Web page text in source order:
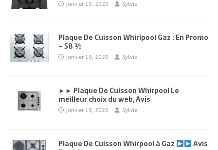
janvier 19, 2020 Sylvie
Plaque De Cuisson Whirlpool Gaz : En Promo
– 58 %
janvier 19, 2020 Sylvie
►► Plaque De Cuisson Whirpool Le
meilleur choix du web, Avis
janvier 19, 2020 Sylvie
Plaque De Cuisson Whirpool à Gaz
Avis